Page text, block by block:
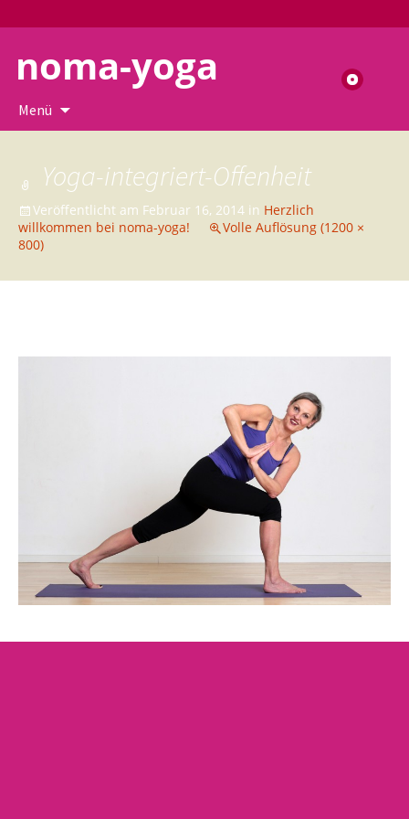
noma-yoga
Suchen
nach:
Menü
Yoga-integriert-Offenheit
Veröffentlicht am Februar 16, 2014 in Herzlich
willkommen bei noma-yoga!
Volle Auflösung (1200 ×
800)